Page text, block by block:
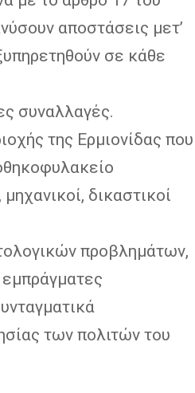
αποστάσεις μετ’
σε κάθε
συναλλαγές.
της Ερμιονίδας που
δικαστικοί
προβλημάτων,
των πολιτών του